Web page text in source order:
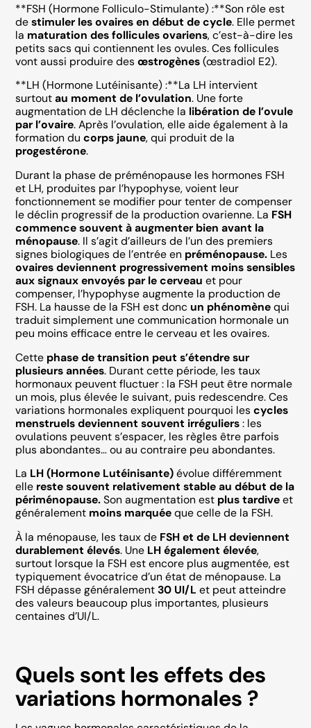
**FSH (Hormone Folliculo-Stimulante) :**Son rôle est
destimuler les ovaires en début de cycle. Elle permet
la maturation des follicules ovariens, c’est-à-dire les
petits sacs qui contiennent les ovules. Ces follicules
vont aussi produire desœstrogènes(œstradiol E2).
**LH (Hormone Lutéinisante) :**La LH intervient
surtoutau moment de l’ovulation. Une forte
augmentation de LH déclenche la libération de l’ovule
par l’ovaire. Après l’ovulation, elle aide également à la
formation ducorps jaune, qui produit de la
progestérone.
Durant la phase de préménopause les hormones FSH
et LH, produites par l’hypophyse, voient leur
fonctionnement se modifier pour tenter de compenser
le déclin progressif de la production ovarienne. La FSH
commence souvent à augmenter bien avant la
ménopause. Il s’agit d’ailleurs de l’un des premiers
signes biologiques de l’entrée en préménopause. Les
ovaires deviennent progressivement moins sensibles
aux signaux envoyés par le cerveau et pour
compenser, l’hypophyse augmente la production de
FSH. La hausse de la FSH est donc un phénomènequi
traduit simplement une communication hormonale un
peu moins efficace entre le cerveau et les ovaires.
Cette phase de transition peut s’étendre sur
plusieurs années. Durant cette période, les taux
hormonaux peuvent fluctuer : la FSH peut être normale
un mois, plus élevée le suivant, puis redescendre. Ces
variations hormonales expliquent pourquoi lescycles
menstruels deviennent souvent irréguliers: les
ovulations peuvent s’espacer, les règles être parfois
plus abondantes… ou au contraire peu abondantes.
La LH (Hormone Lutéinisante)évolue différemment
elle reste souvent relativement stable au début de la
périménopause.Son augmentation est plus tardiveet
généralement moins marquéeque celle de la FSH.
À la ménopause, les taux de FSH et de LH deviennent
durablement élevés. Une LH également élevée,
surtout lorsque la FSH est encore plus augmentée, est
typiquement évocatrice d’un état de ménopause. La
FSH dépasse généralement30 UI/L et peut atteindre
des valeurs beaucoup plus importantes, plusieurs
centaines d’UI/L.
Quels sont les effets des
variations hormonales ?